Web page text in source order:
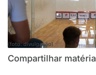
(foto: divulgação)
Compartilhar matéria